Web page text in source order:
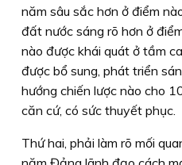
năm sâu sắc hơn ở điểm
đất nước sáng rõ hơn ở
nào được khái quát ở tầm
được bổ sung, phát triển
hướng chiến lược nào cho
căn cứ, có sức thuyết phục.
Thứ hai, phải làm rõ mối